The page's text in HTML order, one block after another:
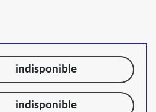
indisponible
indisponible